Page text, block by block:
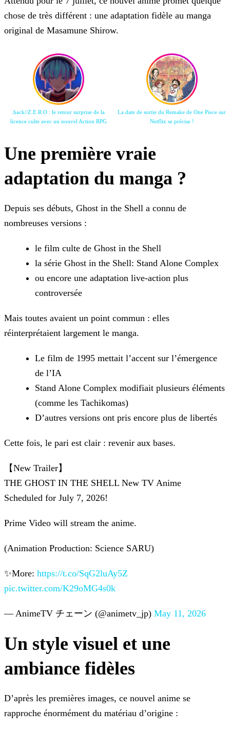
chose de très différent : une adaptation fidèle au manga
original de Masamune Shirow.
.hack//Z.E.R.O : le retour surprise de la
licence culte avec un nouvel Action RPG
La date de sortie du Remake de One Piece sur
Netflix se précise !
Une première vraie
adaptation du manga ?
Depuis ses débuts, Ghost in the Shell a connu de
nombreuses versions :
le film culte de Ghost in the Shell
la série Ghost in the Shell: Stand Alone Complex
ou encore une adaptation live-action plus
controversée
Mais toutes avaient un point commun : elles
réinterprétaient largement le manga.
Le film de 1995 mettait l’accent sur l’émergence
de l’IA
Stand Alone Complex modifiait plusieurs éléments
(comme les Tachikomas)
D’autres versions ont pris encore plus de libertés
Cette fois, le pari est clair : revenir aux bases.
【New Trailer】
THE GHOST IN THE SHELL New TV Anime
Scheduled for July 7, 2026!
Prime Video will stream the anime.
(Animation Production: Science SARU)
✨More: https://t.co/SqG2luAy5Z
pic.twitter.com/K29oMG4s0k
— AnimeTV チェーン (@animetv_jp) May 11, 2026
Un style visuel et une
ambiance fidèles
D’après les premières images, ce nouvel anime se
rapproche énormément du matériau d’origine :